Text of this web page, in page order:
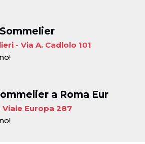
- Via A. Cadlolo 101
a Roma Eur
Viale Europa 287